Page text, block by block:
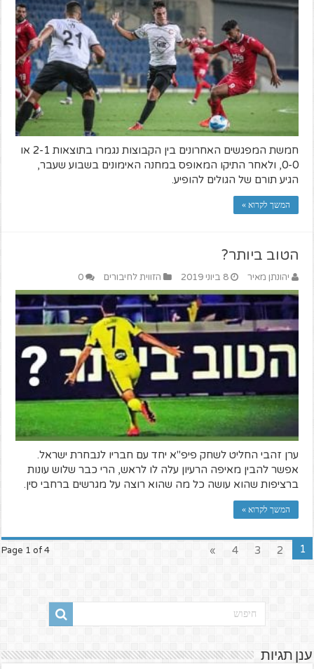
חמשת המפגשים האחרונים בין הקבוצות נגמרו בתוצאות 2-1 או
0-0, ולאחר התיקו המאופס במחנה האימונים בשבוע שעבר,
הגיע תורם של הגולים להופיע.
המשך לקרוא »
הטוב ביותר?
יהונתן מאיר 8 ביוני 2019 הזווית לחיבורים 0
ערן זהבי החליט לשחק פיפ"א יחד עם חבריו לנבחרת ישראל.
אפשר להבין מאיפה הרעיון עלה לו לראש, הרי כבר שלוש עונות
ברציפות שהוא עושה כל מה שהוא רוצה על מגרשים ברחבי סין.
המשך לקרוא »
Page 1 of 4 1
2
3
4
»
ענן תגיות